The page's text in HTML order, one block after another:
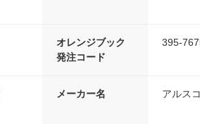
オレンジブック
発注コード
395-
メーカー名 アルス